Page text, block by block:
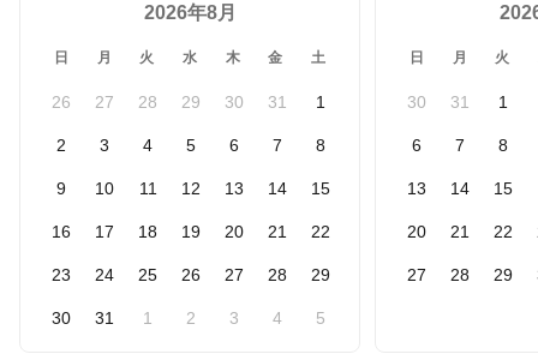
2026年8月
日 月 火 水 木 金 土
26 27 28 29 30 31 1
2 3 4 5 6 7 8
9 10 11 12 13 14 15
16 17 18 19 20 21 22
23 24 25 26 27 28 29
30 31 1 2 3 4 5
日 月 火
30 31 1
6 7 8
13 14 15
20 21 22
27 28 29